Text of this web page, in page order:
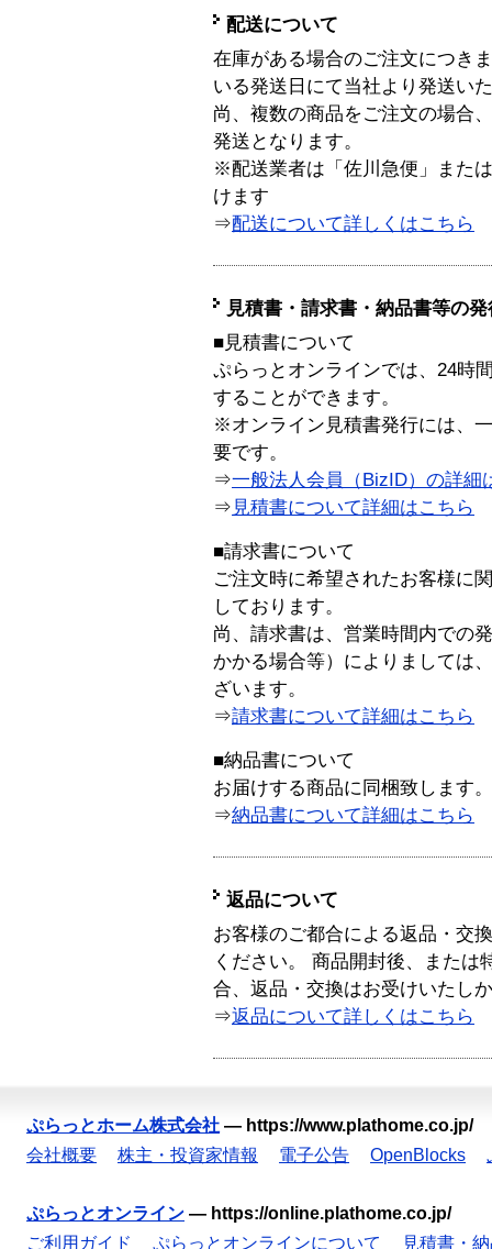
配送について
在庫がある場合のご注文につき
いる発送日にて当社より発送い
尚、複数の商品をご注文の場合
発送となります。
※配送業者は「佐川急便」また
けます
⇒配送について詳しくはこちら
見積書・請求書・納品書等の
■見積書について
ぷらっとオンラインでは、24時
することができます。
※オンライン見積書発行には、
要です。
⇒一般法人会員（BizID）の詳細
⇒ 見積書について詳細はこちら
■請求書について
ご注文時に希望されたお客様に
しております。
尚、請求書は、営業時間内での
かかる場合等）によりましては
ざいます。
⇒請求書について詳細はこちら
■納品書について
お届けする商品に同梱致します。
⇒納品書について詳細はこちら
返品について
お客様のご都合による返品・交
ください。 商品開封後、または
合、返品・交換はお受けいたし
⇒返品について詳しくはこちら
ぷらっとホーム株式会社 — https://www.plathome.co.jp/
会社概要
株主・投資家情報 電子公告 OpenBlocks
ぷらっとオンライン — https://online.plathome.co.jp/
ご利用ガイド
ぷらっとオンラインについて 見積書・